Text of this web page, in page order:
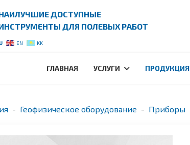
ДОСТУПНЫЕ
ДЛЯ ПОЛЕВЫХ РАБОТ
EN KK
ГЛАВНАЯ УСЛУГИ ПРОДУКЦИЯ
Геофизическое оборудование Приборы